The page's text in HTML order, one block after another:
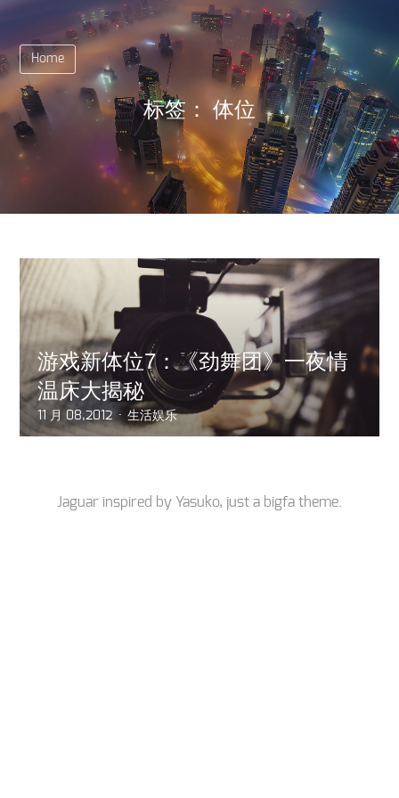
Home
标签：体位
游戏新体位7：《劲舞团》一夜情
温床大揭秘
11 月 08,2012 生活娱乐
Jaguar inspired by Yasuko, just a bigfa theme.